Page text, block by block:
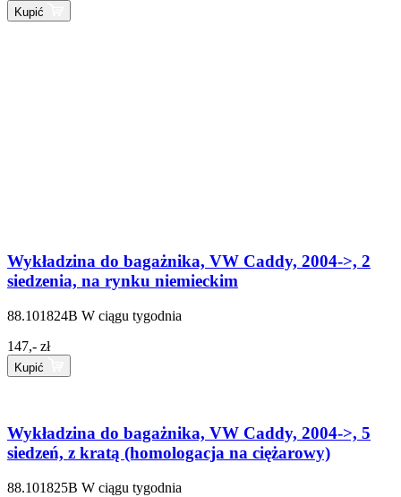
Kupić
Wykładzina do bagażnika, VW Caddy, 2004->, 2
siedzenia, na rynku niemieckim
88.101824B W ciągu tygodnia
147,- zł
Kupić
Wykładzina do bagażnika, VW Caddy, 2004->, 5
siedzeń, z kratą (homologacja na ciężarowy)
88.101825B W ciągu tygodnia